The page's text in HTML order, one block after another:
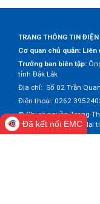
TRANG THÔNG TIN
Cơ quan chủ quản:
Trưởng ban biên tập:
tỉnh Đắk Lắk
Địa chỉ: Số 02 Trần
Điện thoại: 0262
© Ghi rõ nguồn Trang
Đắk Lắk khi trích dẫn lại
Đã kết nối EMC